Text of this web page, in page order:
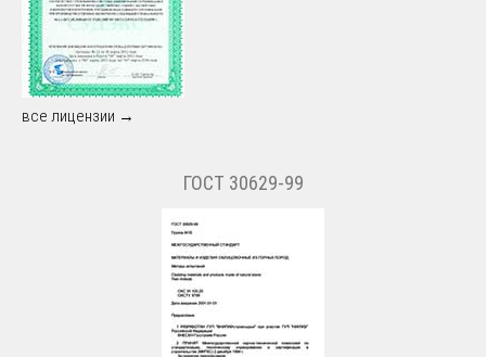
все лицензии →
ГОСТ 30629-99